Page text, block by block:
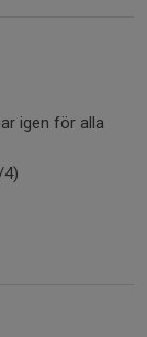
igen för alla